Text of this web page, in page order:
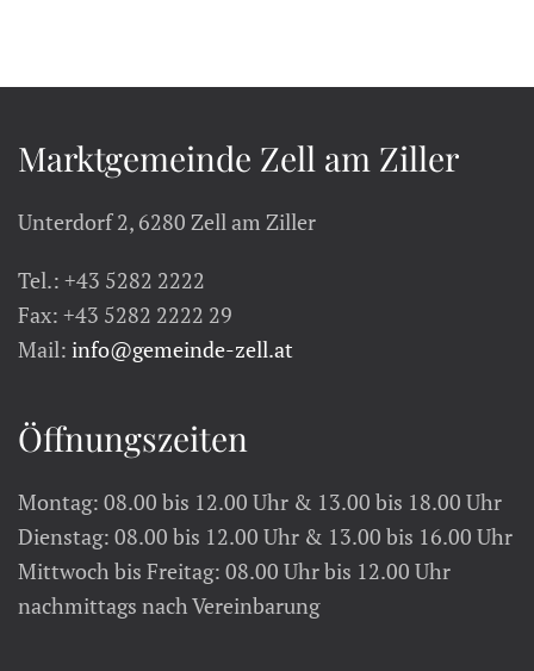
Marktgemeinde Zell am Ziller
Unterdorf 2, 6280 Zell am Ziller
Tel.: +43 5282 2222
Fax: +43 5282 2222 29
Mail: info@gemeinde-zell.at
Öffnungszeiten
Montag: 08.00 bis 12.00 Uhr & 13.00 bis 18.00 Uhr
Dienstag: 08.00 bis 12.00 Uhr & 13.00 bis 16.00 Uhr
Mittwoch bis Freitag: 08.00 Uhr bis 12.00 Uhr
nachmittags nach Vereinbarung